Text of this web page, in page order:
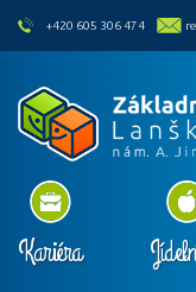
skip to main content
+420 605 306 474
Kariéra